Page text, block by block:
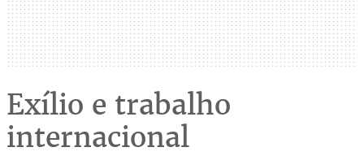
Exílio e trabalho
internacional